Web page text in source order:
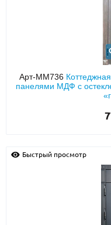
Арт-ММ736
панелями МДФ с
Быстрый просмотр